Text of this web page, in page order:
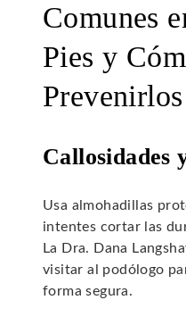
Comunes
Pies y
Prevenirlos
Callosidades
Usa almohadillas
intentes cortar las
La Dra. Dana
visitar al podólogo
forma segura.